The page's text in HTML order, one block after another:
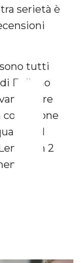
serietà è
sono tutti
Belluno
oltre
confezione
ed
con 2
di